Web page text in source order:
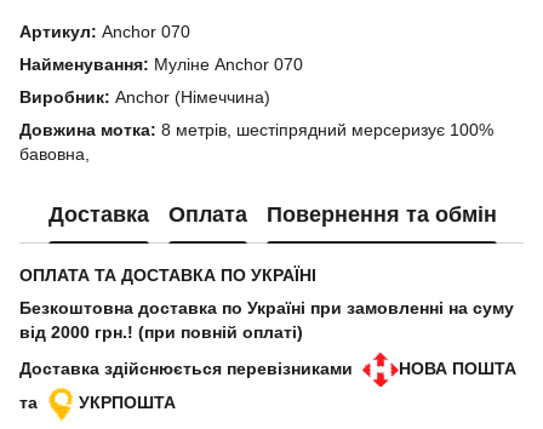
Артикул: Anchor 070
Найменування: Муліне Anchor 070
Виробник: Anchor (Німеччина)
Довжина мотка: 8 метрів, шестіпрядний мерсеризує 100%
бавовна,
Доставка Оплата Повернення та обмін
ОПЛАТА ТА ДОСТАВКА ПО УКРАЇНІ
Безкоштовна доставка по Україні при замовленні на суму
від 2000 грн.! (при повній оплаті)
Доставка здійснюється перевізниками
НОВА ПОШТА
та
УКРПОШТА